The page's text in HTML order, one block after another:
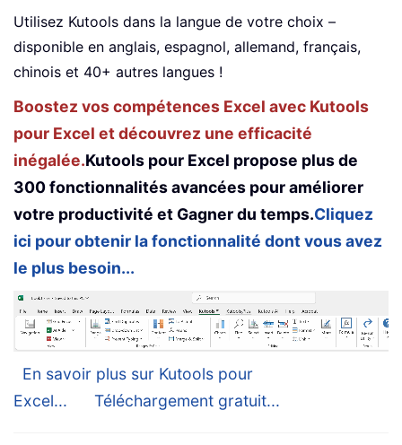
Utilisez Kutools dans la langue de votre choix –
disponible en anglais, espagnol, allemand, français,
chinois et 40+ autres langues !
Boostez vos compétences Excel avec Kutools
pour Excel et découvrez une efficacité
inégalée.Kutools pour Excel propose plus de
300 fonctionnalités avancées pour améliorer
votre productivité et Gagner du temps.Cliquez
ici pour obtenir la fonctionnalité dont vous avez
le plus besoin...
En savoir plus sur Kutools pour
Excel...
Téléchargement gratuit...